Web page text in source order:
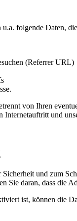
folgende Daten,
(Referrer URL)
von Ihren
Internetauftritt und
Sicherheit und zum
Sie daran, dass die
ist, können die